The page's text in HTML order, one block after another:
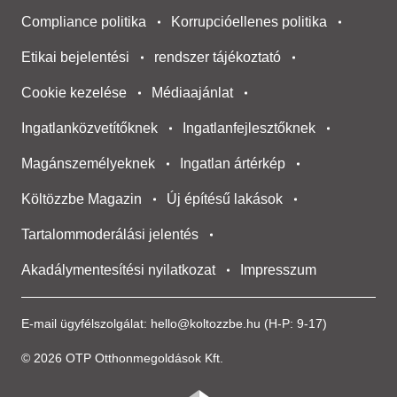
E-mail ügyfélszolgálat: hello@koltozzbe.hu (H-P: 9-17)
© 2026 OTP Otthonmegoldások Kft.
Compliance politika Korrupcióellenes politika
Etikai bejelentési rendszer tájékoztató
Cookie kezelése Médiaajánlat
Ingatlanközvetítőknek Ingatlanfejlesztőknek
Magánszemélyeknek Ingatlan ártérkép
Költözzbe Magazin Új építésű lakások
Tartalommoderálási jelentés
Akadálymentesítési nyilatkozat Impresszum